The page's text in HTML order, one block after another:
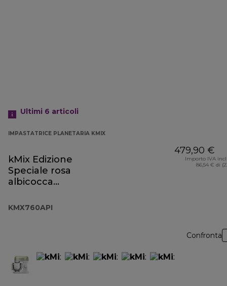
Ultimi 6 articoli
IMPASTATRICE PLANETARIA KMIX
kMix Edizione
Speciale rosa
albicocca
KMX760API
479,90 €
Importo IVA
86,54 € di
Confronta